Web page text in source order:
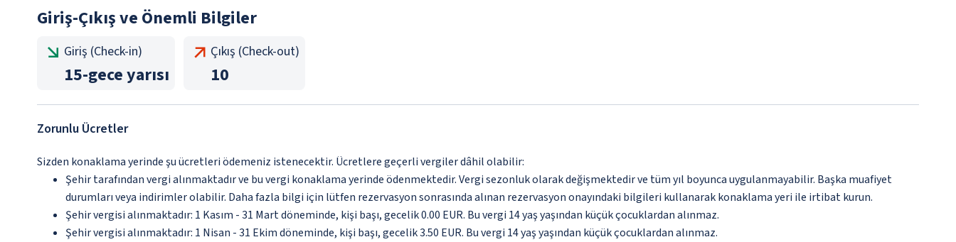
Giriş-Çıkış ve Önemli Bilgiler
Giriş (Check-in)
15-gece yarısı
Çıkış (Check-out)
10
Zorunlu Ücretler
Sizden konaklama yerinde şu ücretleri ödemeniz istenecektir. Ücretlere geçerli vergiler dâhil olabilir:
Şehir tarafından vergi alınmaktadır ve bu vergi konaklama yerinde ödenmektedir. Vergi sezonluk olarak değişmektedir ve tüm yıl boyunca uygulanmayabilir. Başka muafiyet
durumları veya indirimler olabilir. Daha fazla bilgi için lütfen rezervasyon sonrasında alınan rezervasyon onayındaki bilgileri kullanarak konaklama yeri ile irtibat kurun.
Şehir vergisi alınmaktadır: 1 Kasım - 31 Mart döneminde, kişi başı, gecelik 0.00 EUR. Bu vergi 14 yaş yaşından küçük çocuklardan alınmaz.
Şehir vergisi alınmaktadır: 1 Nisan - 31 Ekim döneminde, kişi başı, gecelik 3.50 EUR. Bu vergi 14 yaş yaşından küçük çocuklardan alınmaz.